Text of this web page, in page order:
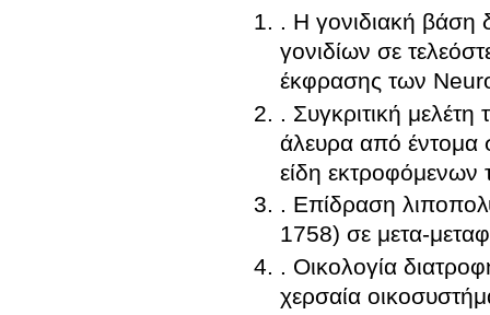
. Η γονιδιακή
γονιδίων σε
έκφρασης των
. Συγκριτική
άλευρα από έντομα
είδη εκτροφόμενων
. Επίδραση
1758) σε μετα-
. Οικολογία
χερσαία